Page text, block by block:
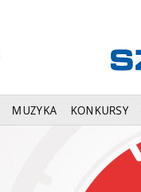
MUZYKA KONKURSY